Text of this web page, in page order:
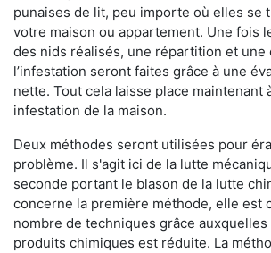
punaises de lit, peu importe où elles se
votre maison ou appartement. Une fois
des nids réalisés, une répartition et une
l’infestation seront faites grâce à une
nette. Tout cela laisse place maintenant
infestation de la maison.
Deux méthodes seront utilisées pour
problème. Il s'agit ici de la lutte
seconde portant le blason de la lutte
concerne la première méthode, elle est
nombre de techniques grâce auxquelles
produits chimiques est réduite. La